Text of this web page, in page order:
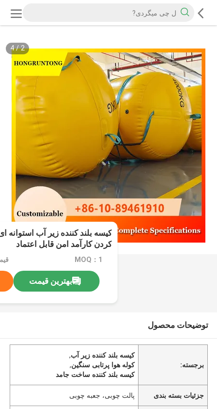
2
/
4
کیسه بلند کننده زیر آب استوانه
کردن کارآمد امن قابل اعتماد
MOQ：1
بهترین قیمت
توضیحات محصول
برجسته:
کیسه بلند کننده زیر آب,
کوله هوا پرتابی سنگین,
کیسه بلند کننده ساخت جامد
جزئیات بسته بندی پالت چوبی، جعبه چوبی